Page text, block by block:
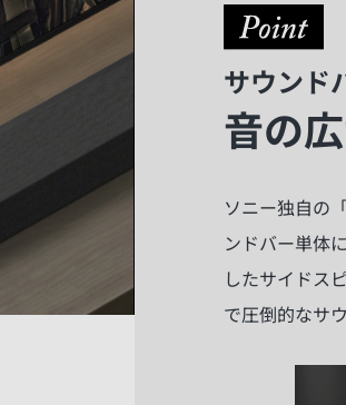
サウンド
音の
ソニー独自の
ンドバー単体
したサイドス
で圧倒的なサ